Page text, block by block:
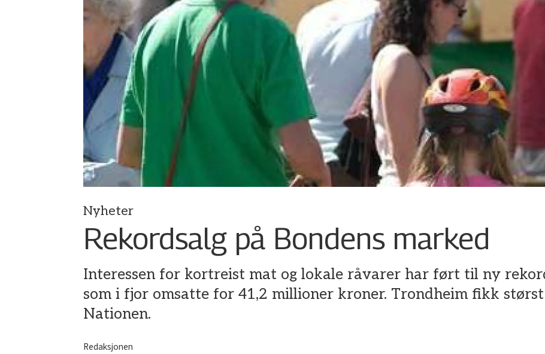
Nyheter
Rekordsalg på Bondens marked
Interessen for kortreist mat og lokale råvarer har ført til ny
som i fjor omsatte for 41,2 millioner kroner. Trondheim fikk
Nationen.
Redaksjonen